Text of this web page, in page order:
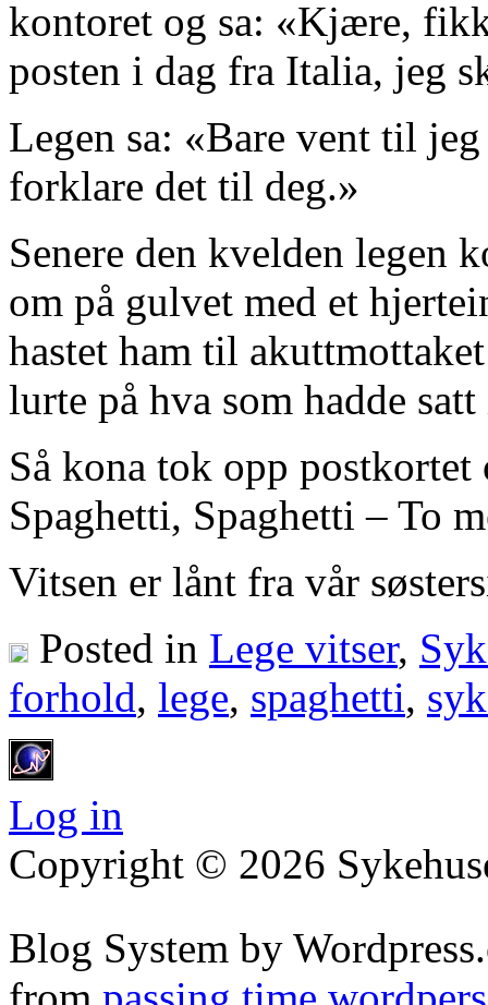
kontoret og sa: «Kjære,
posten i dag fra Italia, jeg
Legen sa: «Bare vent til
forklare det til deg.»
Senere den kvelden legen
om på gulvet med et
hastet ham til
lurte på hva som hadde
Så kona tok opp
Spaghetti, Spaghetti – To
Vitsen er lånt fra vår
Posted in Lege vitser,
forhold, lege, spaghetti,
Log in
Copyright © 2026
Blog System by